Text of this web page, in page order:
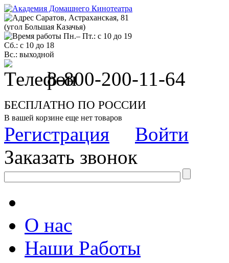
Саратов, Астраханская, 81
(угол Большая Казачья)
Пн.– Пт.: с 10 до 19
Сб.: с 10 до 18
Вс.: выходной
8-800-200-11-64
БЕСПЛАТНО ПО РОССИИ
В вашей корзине еще нет товаров
Регистрация
Войти
Заказать звонок
О нас
Наши Работы